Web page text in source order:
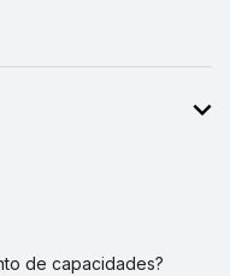
de capacidades?